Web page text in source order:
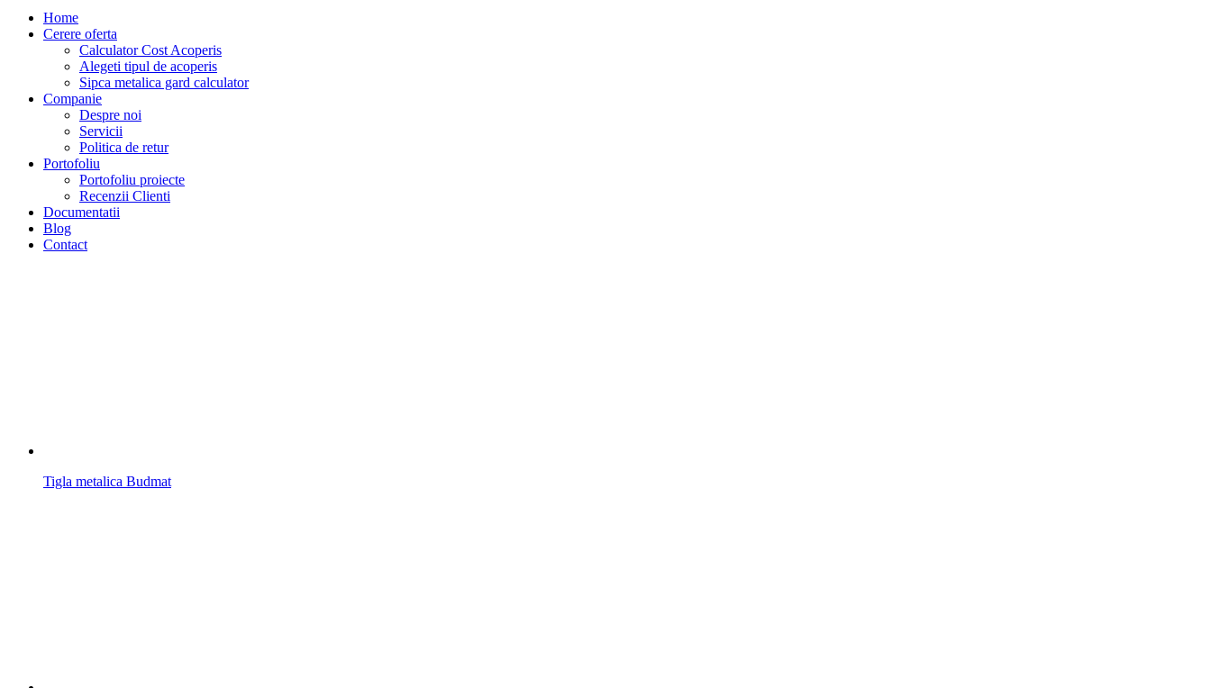
Home
Cerere oferta
Calculator Cost Acoperis
Alegeti tipul de acoperis
Sipca metalica gard calculator
Companie
Despre noi
Servicii
Politica de retur
Portofoliu
Portofoliu proiecte
Recenzii Clienti
Documentatii
Blog
Contact
Tigla metalica Budmat